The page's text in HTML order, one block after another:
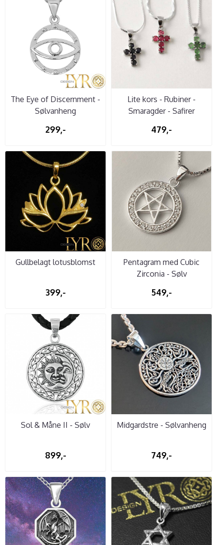
The Eye of Discernment -
Sølvanheng
299,-
Lite kors - Rubiner -
Smaragder - Safirer
479,-
Gullbelagt lotusblomst
399,-
Pentagram med Cubic
Zirconia - Sølv
549,-
Sol & Måne II - Sølv
899,-
Midgardstre - Sølvanheng
749,-